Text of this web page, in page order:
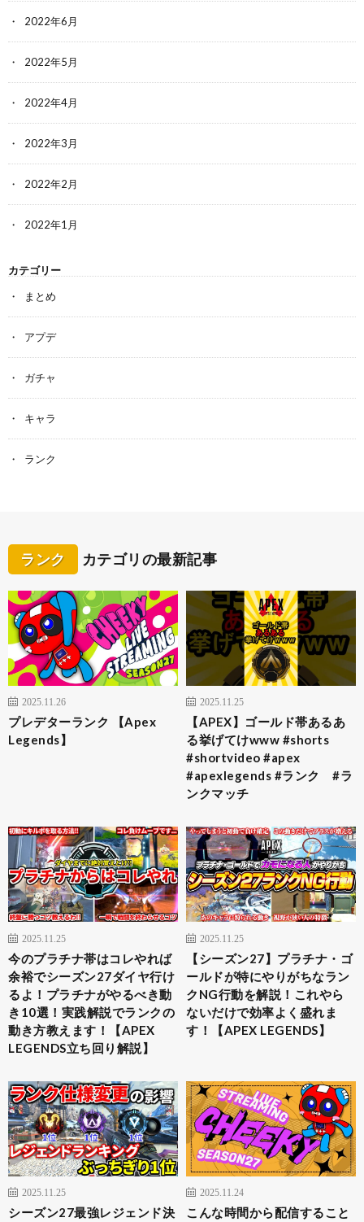
2022年6月
2022年5月
2022年4月
2022年3月
2022年2月
2022年1月
カテゴリー
まとめ
アプデ
ガチャ
キャラ
ランク
ランク カテゴリの最新記事
2025.11.26
プレデターランク 【Apex
Legends】
2025.11.25
【APEX】ゴールド帯あるあ
る挙げてけwww #shorts
#shortvideo #apex
#apexlegends #ランク #ラ
ンクマッチ
2025.11.25
今のプラチナ帯はコレやれば
余裕でシーズン27ダイヤ行け
るよ！プラチナがやるべき動
き10選！実践解説でランクの
動き方教えます！【APEX
LEGENDS立ち回り解説】
2025.11.25
【シーズン27】プラチナ・ゴ
ールドが特にやりがちなラン
クNG行動を解説！これやら
ないだけで効率よく盛れま
す！【APEX LEGENDS】
2025.11.25
シーズン27最強レジェンド決
2025.11.24
こんな時間から配信すること